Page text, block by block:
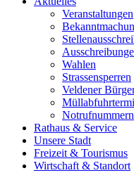
Veranstaltungen
Wahlen
Strassensperren
Veldener
Notrufnummern
Rathaus & Service
Unsere Stadt
Freizeit & Tourismus
Wirtschaft & Standort